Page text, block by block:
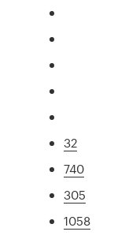
32
740
305
1058